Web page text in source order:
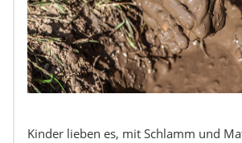
Kinder lieben es, mit Schlamm und